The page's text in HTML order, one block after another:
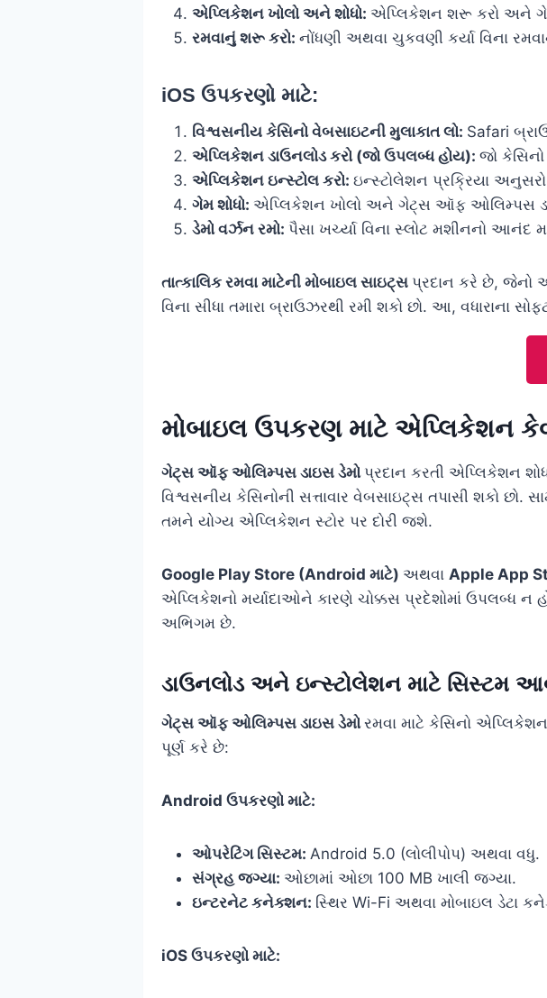
એપ્લિકેશન ખોલો અને શોધો: એપ્લિકેશન શરૂ કરો અને
રમવાનું શરૂ કરો: નોંધણી અથવા ચુકવણી કર્યા વિના
iOS ઉપકરણો માટે:
વિશ્વસનીય કેસિનો વેબસાઇટની મુલાકાત લો: Safari
એપ્લિકેશન ડાઉનલોડ કરો (જો ઉપલબ્ધ હોય): જો
એપ્લિકેશન ઇન્સ્ટોલ કરો: ઇન્સ્ટોલેશન પ્રક્રિયા
ગેમ શોધો: એપ્લિકેશન ખોલો અને ગેટ્સ ઑફ ઓલિમ્પસ
ડેમો વર્ઝન રમો: પૈસા ખર્ચ્યા વિના સ્લોટ મશીનનો આનંદ
તાત્કાલિક રમવા માટેની મોબાઇલ સાઇટ્સ પ્રદાન કરે છે, જેનો
વિના સીધા તમારા બ્રાઉઝરથી રમી શકો છો. આ, વધારાના
મોબાઇલ ઉપકરણ માટે એપ્લિકેશન
ગેટ્સ ઑફ ઓલિમ્પસ ડાઇસ ડેમોપ્રદાન કરતી એપ્લિકેશન
વિશ્વસનીય કેસિનોની સત્તાવાર વેબસાઇટ્સ તપાસી શકો
તમને યોગ્ય એપ્લિકેશન સ્ટોર પર દોરી જશે.
Google Play Store (Android માટે) અથવા Apple App
એપ્લિકેશનો મર્યાદાઓને કારણે ચોક્કસ પ્રદેશોમાં ઉપલબ્ધ ન
અભિગમ છે.
ડાઉનલોડ અને ઇન્સ્ટોલેશન માટે સિસ્ટમ
ગેટ્સ ઑફ ઓલિમ્પસ ડાઇસ ડેમોરમવા માટે કેસિનો
પૂર્ણ કરે છે:
Android ઉપકરણો માટે:
ઓપરેટિંગ સિસ્ટમ: Android 5.0 (લોલીપોપ) અથવા વધુ.
સંગ્રહ જગ્યા: ઓછામાં ઓછા 100 MB ખાલી જગ્યા.
ઇન્ટરનેટ કનેક્શન: સ્થિર Wi-Fi અથવા મોબાઇલ ડેટા
iOS ઉપકરણો માટે: